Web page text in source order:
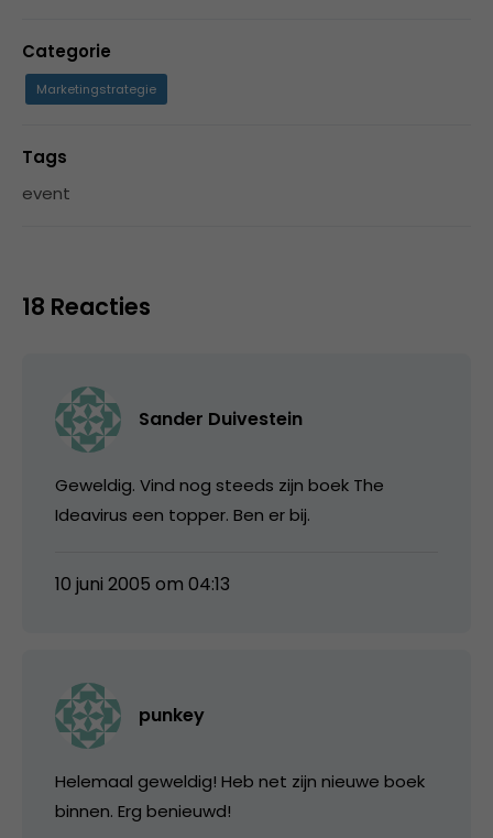
Categorie
Marketingstrategie
Tags
event
18 Reacties
Sander Duivestein
Geweldig. Vind nog steeds zijn boek The
Ideavirus een topper. Ben er bij.
10 juni 2005 om 04:13
punkey
Helemaal geweldig! Heb net zijn nieuwe boek
binnen. Erg benieuwd!